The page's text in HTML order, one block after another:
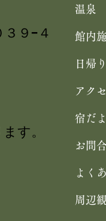
温泉
館内
日帰
アク
宿だ
お問
よく
周辺
９−４
す。